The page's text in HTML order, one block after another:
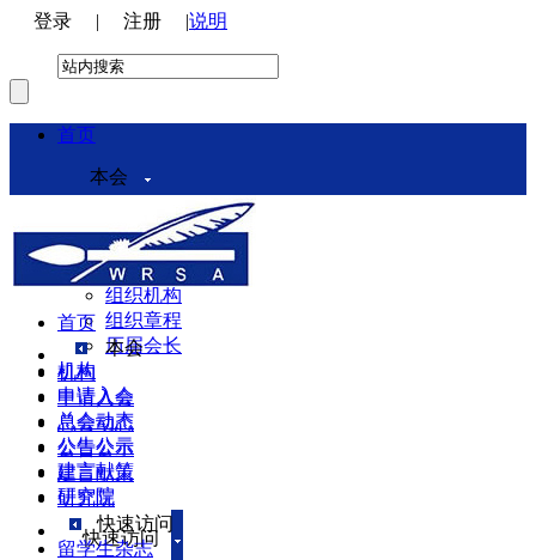
登录 | 注册 |说明
首页
本会
本会介绍
领导机构
理事会
组织机构
组织章程
历届会长
机构
申请入会
总会动态
公告公示
建言献策
研究院
快速访问
首页
本会
机构
申请入会
总会动态
公告公示
建言献策
研究院
快速访问
留学生杂志